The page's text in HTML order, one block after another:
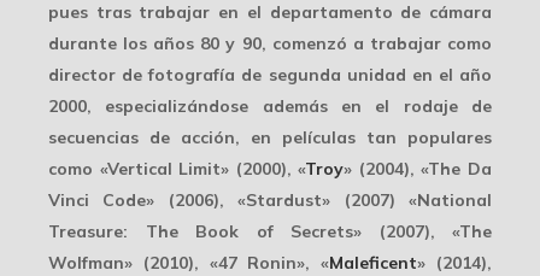
pues tras trabajar en el departamento de cámara
durante los años 80 y 90, comenzó a trabajar como
director de fotografía de segunda unidad en el año
2000, especializándose además en el rodaje de
secuencias de acción, en películas tan populares
como «Vertical Limit» (2000), «Troy» (2004), «The Da
Vinci Code» (2006), «Stardust» (2007) «National
Treasure: The Book of Secrets» (2007), «The
Wolfman» (2010), «47 Ronin», «Maleficent» (2014),